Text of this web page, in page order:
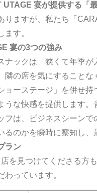
宴が提供する「
りますが、私たち「
す。
宴の3つの強み
ナックは「狭くて年季
の席を気にすることな
ョーステージ」を併せ
な快感を提供します
フは、ビジネスシーン
のかを瞬時に察知し、
ラン
を見つけてくださる
っています。